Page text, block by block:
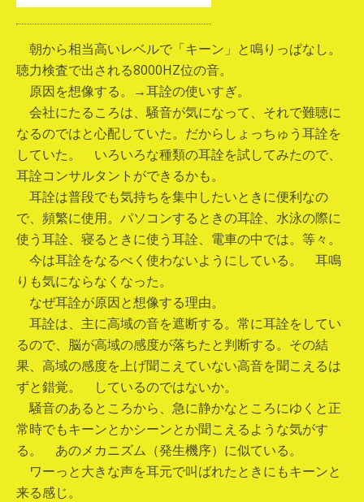
朝から相当高いレベルで「キーン」と鳴りっぱなし。
聴力検査で出される8000HZ位の音。
原因を想像する。→耳詮の使いすぎ。
会社にたるころは、騒音が気になって、それで難聴に
なるのではと心配していた。だからしょっちゅう耳詮を
していた。 いろいろな種類の耳詮を試してみたので、
耳詮コンサルタントができるかも。
耳詮は普段でも気持ちを集中したいときに便利なの
で、頻繁に使用。パソコンするときの耳詮、水泳の際に
使う耳詮、寝るときに使う耳詮、電車の中では。等々。
今は耳詮をなるべく使わないようにしている。 耳鳴
りも気にならなくなった。
なぜ耳詮が原因と想像する理由。
耳詮は、主に高域の音を遮断する。常に耳詮をしてい
るので、脳が高域の感度が落ちたと判断する。その結
果、高域の感度を上げ聞こえていない高音を聞こえるは
ずと錯覚。 しているのではないか。
騒音のあるところから、急に静かなところにゆくと正
常時でもキーンとかシーンとか聞こえるような気がす
る。 あのメカニズム（発生機序）に似ている。
ワーっと大きな声を耳元で叫ばれたときにもキーンと
来る感じ。